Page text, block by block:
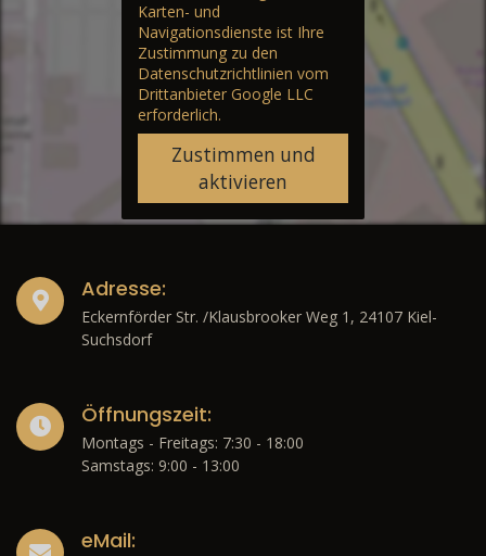
Karten- und
Navigationsdienste ist Ihre
Zustimmung zu den
Datenschutzrichtlinien vom
Drittanbieter Google LLC
erforderlich.
Zustimmen und
aktivieren
Adresse:
Eckernförder Str. /Klausbrooker Weg 1, 24107 Kiel-
Suchsdorf
Öffnungszeit:
Montags - Freitags: 7:30 - 18:00
Samstags: 9:00 - 13:00
eMail: